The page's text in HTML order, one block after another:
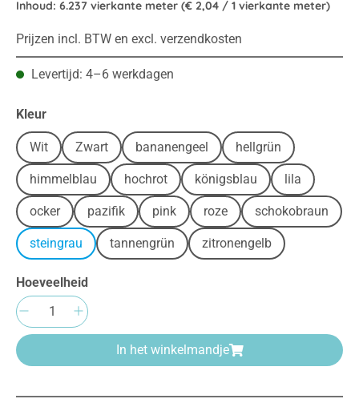
Inhoud: 6.237 vierkante meter (€ 2,04 / 1 vierkante meter)
Prijzen incl. BTW en excl. verzendkosten
Levertijd: 4–6 werkdagen
Selecteer
Kleur
Wit Zwart bananengeel hellgrün
himmelblau hochrot königsblau lila
ocker pazifik pink roze schokobraun
steingrau tannengrün zitronengelb
Hoeveelheid
Producthoeveelheid: Voer de gewenste
In het winkelmandje